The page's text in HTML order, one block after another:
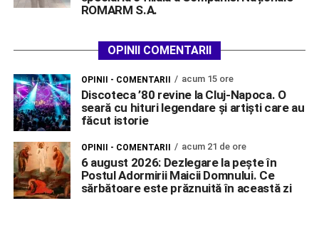
ROMARM S.A.
OPINII COMENTARII
OPINII - COMENTARII acum 15 ore
Discoteca ’80 revine la Cluj-Napoca. O
seară cu hituri legendare și artiști care au
făcut istorie
OPINII - COMENTARII acum 21 de ore
6 august 2026: Dezlegare la pește în
Postul Adormirii Maicii Domnului. Ce
sărbătoare este prăznuită în această zi